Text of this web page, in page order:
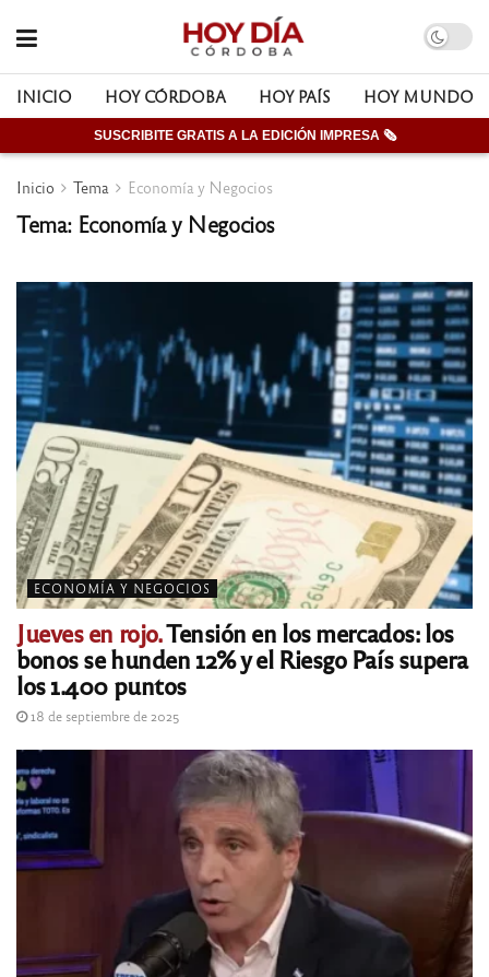
INICIO HOY CÓRDOBA HOY PAÍS HOY MUNDO
SUSCRIBITE GRATIS A LA EDICIÓN IMPRESA 🗞
Inicio Tema Economía y Negocios
Tema: Economía y Negocios
ECONOMÍA Y NEGOCIOS
Jueves en rojo.Tensión en los mercados: los
bonos se hunden 12% y el Riesgo País supera
los 1.400 puntos
18 de septiembre de 2025